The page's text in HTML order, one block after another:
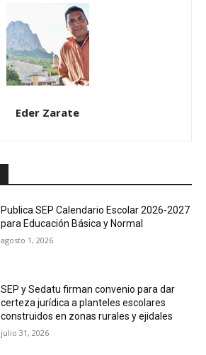
Eder Zarate
Publica SEP Calendario Escolar 2026-2027
para Educación Básica y Normal
agosto 1, 2026
SEP y Sedatu firman convenio para dar
certeza jurídica a planteles escolares
construidos en zonas rurales y ejidales
julio 31, 2026